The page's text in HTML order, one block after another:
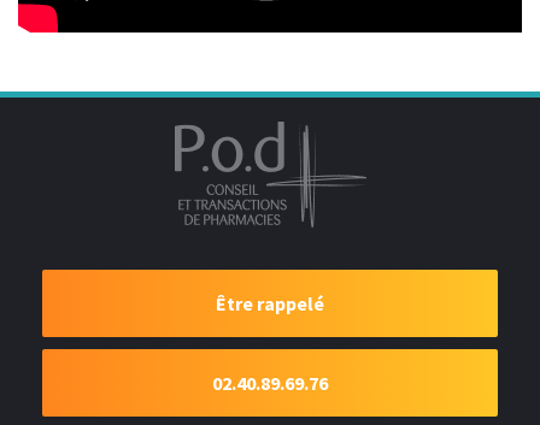
Être rappelé
02.40.89.69.76